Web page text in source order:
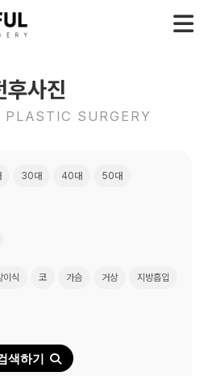
후사진
PLASTIC SURGERY
30대 40대 50대
이식 코 가슴 거상 지방흡입
색하기